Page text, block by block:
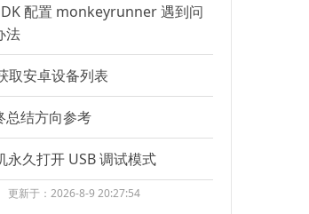
配置 monkeyrunner 遇到问
法
取安卓设备列表
总结方向参考
永久打开 USB 调试模式
更新于：2026-8-9 20:27:54